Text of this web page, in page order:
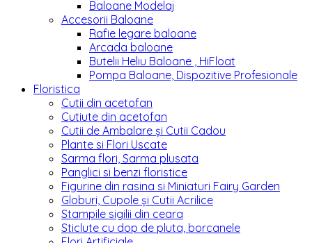
Baloane Modelaj
Accesorii Baloane
Rafie legare baloane
Arcada baloane
Butelii Heliu Baloane , HiFloat
Pompa Baloane, Dispozitive Profesionale
Floristica
Cutii din acetofan
Cutiute din acetofan
Cutii de Ambalare și Cutii Cadou
Plante si Flori Uscate
Sarma flori, Sarma plusata
Panglici si benzi floristice
Figurine din rasina si Miniaturi Fairy Garden
Globuri, Cupole și Cutii Acrilice
Stampile sigilii din ceara
Sticlute cu dop de pluta, borcanele